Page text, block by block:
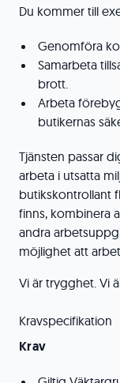
Du kommer till
Genomföra
Samarbeta
brott.
Arbeta
butikernas
Tjänsten passar
arbeta i utsatta
butikskontrollant
finns, kombinera
andra
möjlighet att
Vi är trygghet. Vi
Kravspecifikation
Krav